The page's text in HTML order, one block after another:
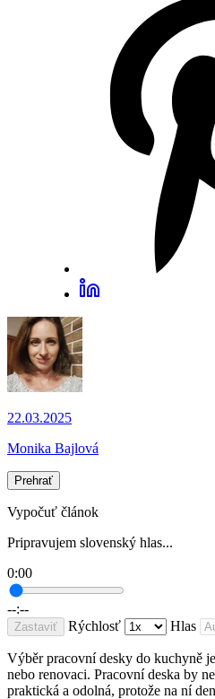
22.03.2025
Monika Bajlová
Prehrať
Vypočuť článok
Pripravujem slovenský hlas...
0:00
--:--
Zastaviť Rýchlosť Hlas
Výběr pracovní desky do kuchyně
nebo renovaci. Pracovní deska by
praktická a odolná, protože na ní